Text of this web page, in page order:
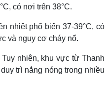
có nơi trên 38°C.
nhiệt phổ biến 37-39°C, có
và nguy cơ cháy nổ.
nhiên, khu vực từ Thanh
trì nắng nóng trong nhiều